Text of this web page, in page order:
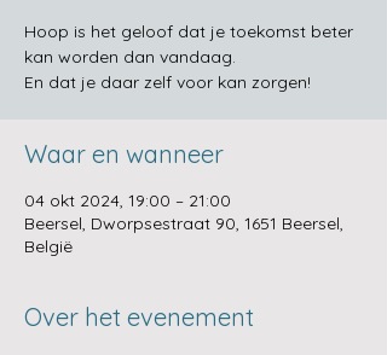
Hoop is het geloof dat je toekomst beter
kan worden dan vandaag.
En dat je daar zelf voor kan zorgen!
Waar en wanneer
04 okt 2024, 19:00 – 21:00
Beersel, Dworpsestraat 90, 1651 Beersel,
België
Over het evenement